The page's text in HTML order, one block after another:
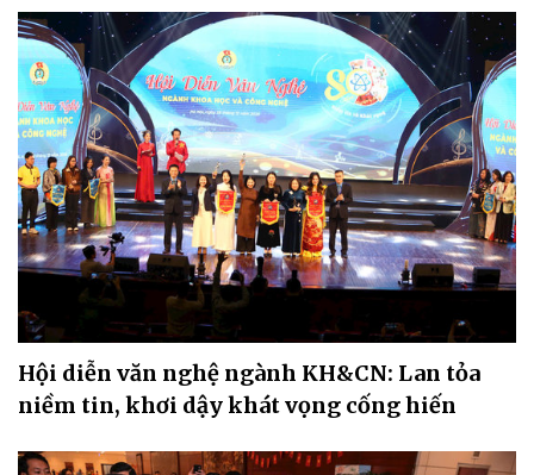
Hội diễn văn nghệ ngành KH&CN: Lan tỏa
niềm tin, khơi dậy khát vọng cống hiến